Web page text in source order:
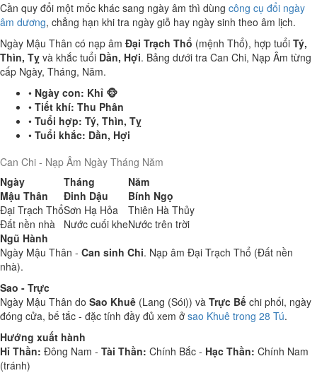
Cần quy đổi một mốc khác sang ngày âm thì dùng công cụ đổi ngày
âm dương, chẳng hạn khi tra ngày giỗ hay ngày sinh theo âm lịch.
Ngày Mậu Thân có nạp âm Đại Trạch Thổ (mệnh Thổ), hợp tuổi Tý,
Thìn, Tỵ và khắc tuổi Dần, Hợi. Bảng dưới tra Can Chi, Nạp Âm từng
cấp Ngày, Tháng, Năm.
• Ngày con: Khỉ 🐵
• Tiết khí: Thu Phân
• Tuổi hợp: Tý, Thìn, Tỵ
• Tuổi khắc: Dần, Hợi
Can Chi - Nạp Âm Ngày Tháng Năm
Ngày
Tháng
Năm
Mậu Thân
Đinh Dậu
Bính Ngọ
Đại Trạch ThổSơn Hạ Hỏa
Thiên Hà Thủy
Đất nền nhà
Nước cuối kheNước trên trời
Ngũ Hành
Ngày Mậu Thân - Can sinh Chi. Nạp âm Đại Trạch Thổ (Đất nền
nhà).
Sao - Trực
Ngày Mậu Thân do Sao Khuê (Lang (Sói)) và Trực Bế chi phối, ngày
đóng cửa, bế tắc - đặc tính đầy đủ xem ở sao Khuê trong 28 Tú.
Hướng xuất hành
Hỉ Thần: Đông Nam - Tài Thần: Chính Bắc - Hạc Thần: Chính Nam
(tránh)